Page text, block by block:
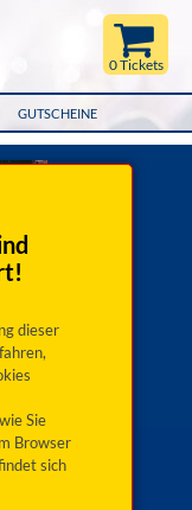
GUTSCHEINE
0 Tickets
dieser
Sie
Browser
sich